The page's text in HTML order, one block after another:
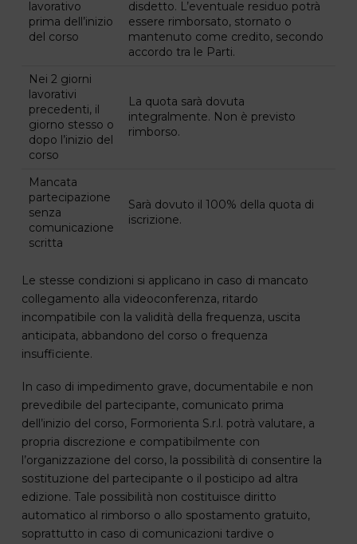
lavorativo
prima dell’inizio
del corso
disdetto. L’eventuale residuo potrà
essere rimborsato, stornato o
mantenuto come credito, secondo
accordo tra le Parti.
Nei 2 giorni
lavorativi
precedenti, il
giorno stesso o
dopo l’inizio del
corso
La quota sarà dovuta
integralmente. Non è previsto
rimborso.
Mancata
partecipazione
senza
comunicazione
scritta
Sarà dovuto il 100% della quota di
iscrizione.
Le stesse condizioni si applicano in caso di mancato
collegamento alla videoconferenza, ritardo
incompatibile con la validità della frequenza, uscita
anticipata, abbandono del corso o frequenza
insufficiente.
In caso di impedimento grave, documentabile e non
prevedibile del partecipante, comunicato prima
dell’inizio del corso, Formorienta S.r.l. potrà valutare, a
propria discrezione e compatibilmente con
l’organizzazione del corso, la possibilità di consentire la
sostituzione del partecipante o il posticipo ad altra
edizione. Tale possibilità non costituisce diritto
automatico al rimborso o allo spostamento gratuito,
soprattutto in caso di comunicazioni tardive o